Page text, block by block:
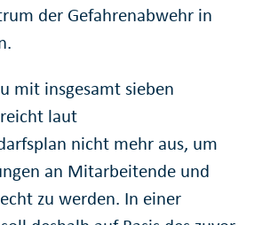
der Gefahrenabwehr in
mit insgesamt sieben
laut
nicht mehr aus, um
an Mitarbeitende und
zu werden. In einer